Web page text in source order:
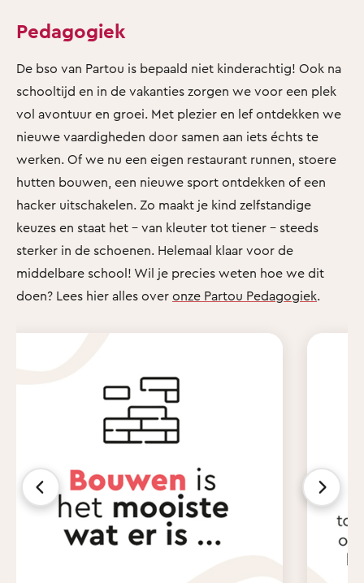
Pedagogiek
De bso van Partou is bepaald niet kinderachtig! Ook na
schooltijd en in de vakanties zorgen we voor een plek
vol avontuur en groei. Met plezier en lef ontdekken we
nieuwe vaardigheden door samen aan iets échts te
werken. Of we nu een eigen restaurant runnen, stoere
hutten bouwen, een nieuwe sport ontdekken of een
hacker uitschakelen. Zo maakt je kind zelfstandige
keuzes en staat het - van kleuter tot tiener - steeds
sterker in de schoenen. Helemaal klaar voor de
middelbare school! Wil je precies weten hoe we dit
doen? Lees hier alles over onze Partou Pedagogiek.